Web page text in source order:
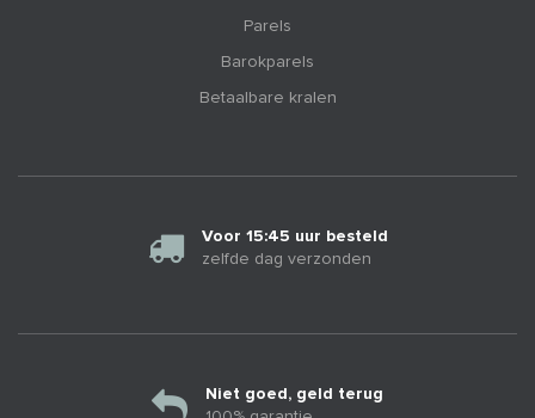
Parels
Barokparels
Betaalbare kralen
Voor 15:45 uur besteld
zelfde dag verzonden
Niet goed, geld terug